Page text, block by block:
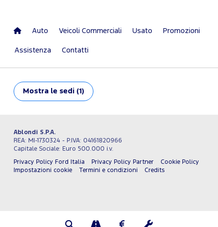
Auto Veicoli Commerciali Usato Promozioni
Assistenza Contatti
Mostra le sedi (1)
Ablondi S.P.A.
REA: MI-1730324 - P.IVA: 04161820966
Capitale Sociale: Euro 500.000 i.v.
Privacy Policy Ford Italia Privacy Policy Partner
Cookie Policy
Impostazioni cookie
Termini e condizioni Credits